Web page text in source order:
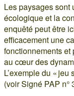
Les paysages sont
écologique et la
enquêté peut être
efficacement une
fonctionnements et
au cœur des
L’exemple du «
(voir Signé PAP n°